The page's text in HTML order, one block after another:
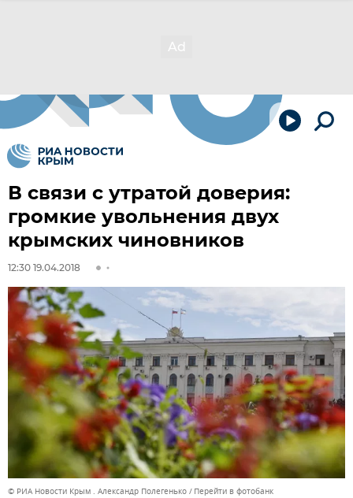
В связи с утратой доверия:
громкие увольнения двух
крымских чиновников
12:30 19.04.2018
© РИА Новости Крым . Александр Полегенько Перейти в фотобанк